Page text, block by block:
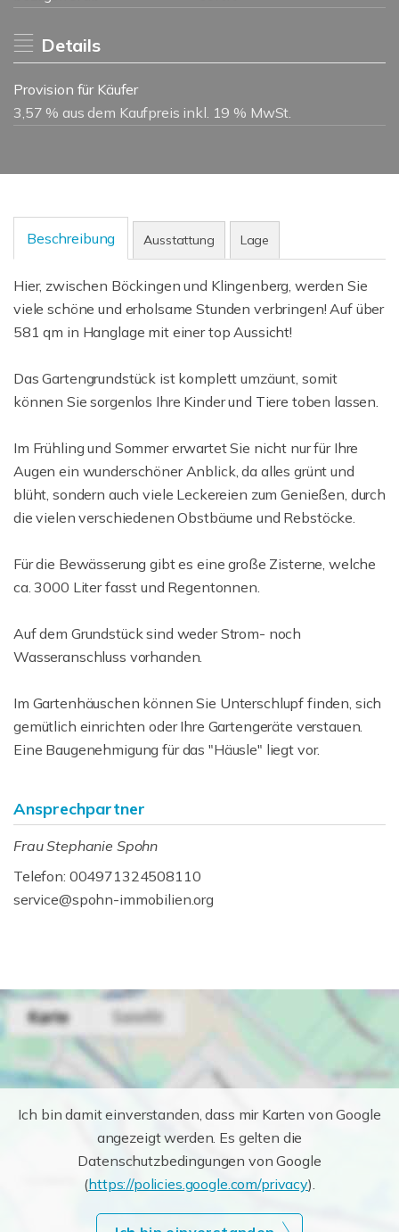
Details
Provision für Käufer
3,57 % aus dem Kaufpreis inkl. 19 % MwSt.
Beschreibung Ausstattung Lage
Hier, zwischen Böckingen und Klingenberg, werden Sie
viele schöne und erholsame Stunden verbringen! Auf über
581 qm in Hanglage mit einer top Aussicht!
Das Gartengrundstück ist komplett umzäunt, somit
können Sie sorgenlos Ihre Kinder und Tiere toben lassen.
Im Frühling und Sommer erwartet Sie nicht nur für Ihre
Augen ein wunderschöner Anblick, da alles grünt und
blüht, sondern auch viele Leckereien zum Genießen, durch
die vielen verschiedenen Obstbäume und Rebstöcke.
Für die Bewässerung gibt es eine große Zisterne, welche
ca. 3000 Liter fasst und Regentonnen.
Auf dem Grundstück sind weder Strom- noch
Wasseranschluss vorhanden.
Im Gartenhäuschen können Sie Unterschlupf finden, sich
gemütlich einrichten oder Ihre Gartengeräte verstauen.
Eine Baugenehmigung für das "Häusle" liegt vor.
Ansprechpartner
Frau Stephanie Spohn
Telefon: 004971324508110
service@spohn-immobilien.org
Ich bin damit einverstanden, dass mir Karten von Google
angezeigt werden. Es gelten die
Datenschutzbedingungen von Google
(https://policies.google.com/privacy).